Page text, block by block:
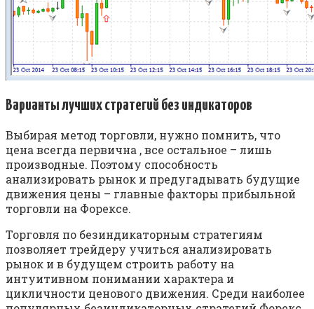
Варианты лучших стратегий без индикаторов
Выбирая метод торговли, нужно помнить, что
цена всегда первична , все остальное – лишь
производные. Поэтому способность
анализировать рынок и предугадывать будущие
движения цены – главные факторы прибыльной
торговли на Форексе.
Торговля по безиндикаторным стратегиям
позволяет трейдеру учиться анализировать
рынок и в будущем строить работу на
интуитивном понимании характера и
цикличности ценового движения. Среди наиболее